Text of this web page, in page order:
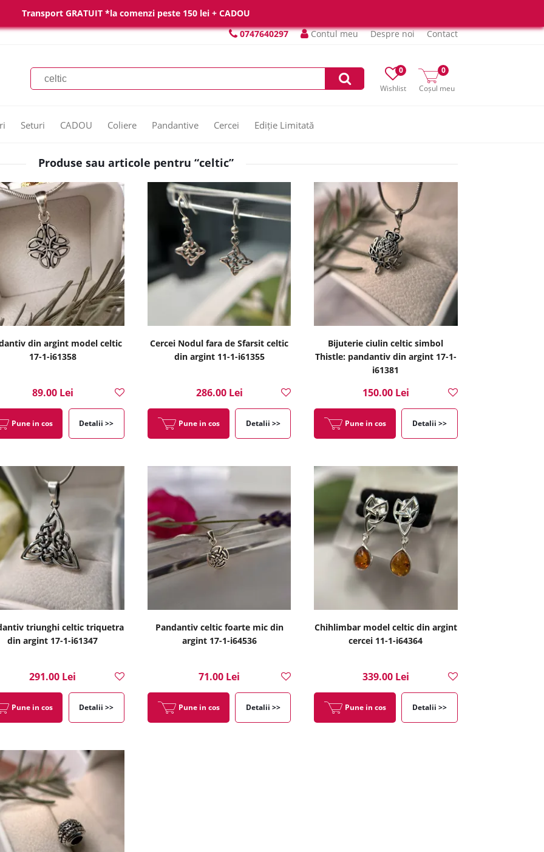
Transport GRATUIT *la comenzi peste 150 lei + CADOU
0747640297
Contul meu Despre noi Contact
Wishlist
0
Coșul meu
0
Seturi CADOU Coliere Pandantive Cercei Ediție Limitată
Produse sau articole pentru “celtic”
din argint model celtic
17-1-i61358
89.00 Lei
Pune in cos Detalii >>
Cercei Nodul fara de Sfarsit celtic
din argint 11-1-i61355
286.00 Lei
Pune in cos Detalii >>
Bijuterie ciulin celtic simbol
Thistle: pandantiv din argint 17-1-
i61381
150.00 Lei
Pune in cos Detalii >>
triunghi celtic triquetra
din argint 17-1-i61347
291.00 Lei
Pune in cos Detalii >>
Pandantiv celtic foarte mic din
argint 17-1-i64536
71.00 Lei
Pune in cos Detalii >>
Chihlimbar model celtic din argint
cercei 11-1-i64364
339.00 Lei
Pune in cos Detalii >>